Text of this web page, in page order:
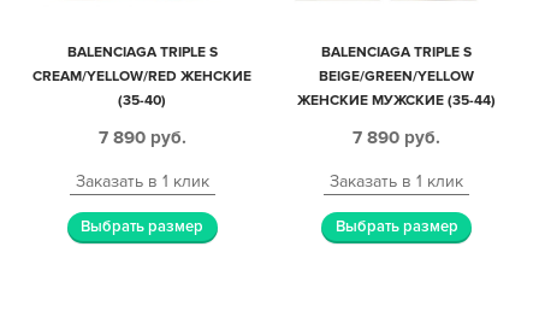
BALENCIAGA TRIPLE S
CREAM/YELLOW/RED ЖЕНСКИЕ
(35-40)
7 890 руб.
Заказать в 1 клик
Выбрать размер
BALENCIAGA TRIPLE S
BEIGE/GREEN/YELLOW
ЖЕНСКИЕ МУЖСКИЕ (35-44)
7 890 руб.
Заказать в 1 клик
Выбрать размер